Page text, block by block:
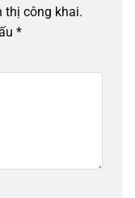
thị công khai.
*